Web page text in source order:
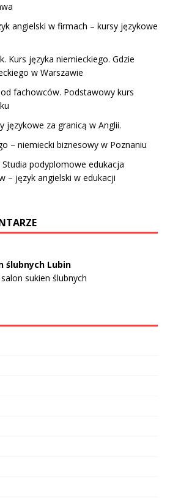
angielski w firmach – kursy językowe
Kurs języka niemieckiego. Gdzie
w Warszawie
fachowców. Podstawowy kurs
językowe za granicą w Anglii.
– niemiecki biznesowy w Poznaniu
Studia podyplomowe edukacja
– język angielski w edukacji
ślubnych Lubin
sukien ślubnych